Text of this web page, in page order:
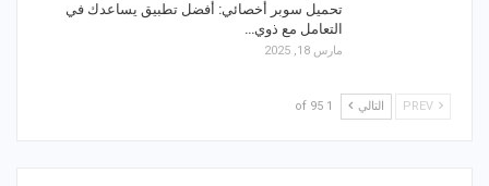
تحميل سوبر أخصائي: أفضل تطبيق يساعدك في
التعامل مع ذوي…
مارس 18, 2025
التالي 1 of 95